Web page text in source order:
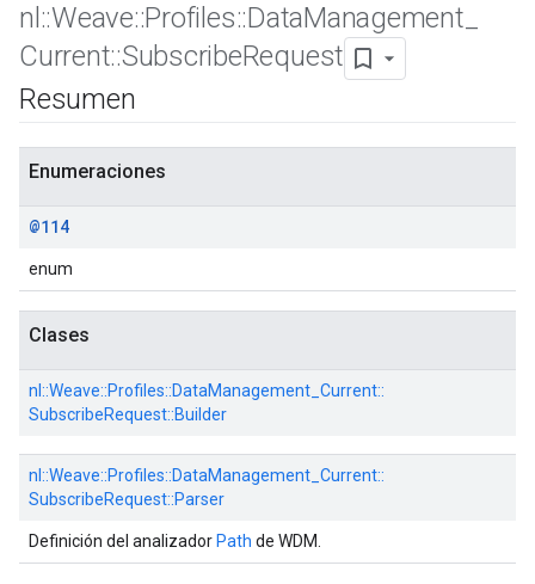
nl ::Weave::Profiles::DataManagement
Current::SubscribeRequest
Resumen
Enumeraciones
@114
enum
Clases
nl::Weave::Profiles::DataManagement_Current::
SubscribeRequest::Builder
nl::Weave::Profiles::DataManagement_Current::
SubscribeRequest::Parser
Definición del analizador Path de WDM.